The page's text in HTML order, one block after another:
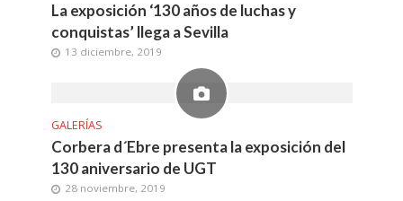
La exposición ‘130 años de luchas y
conquistas’ llega a Sevilla
13 diciembre, 2019
GALERÍAS
Corbera d´Ebre presenta la exposición del
130 aniversario de UGT
28 noviembre, 2019